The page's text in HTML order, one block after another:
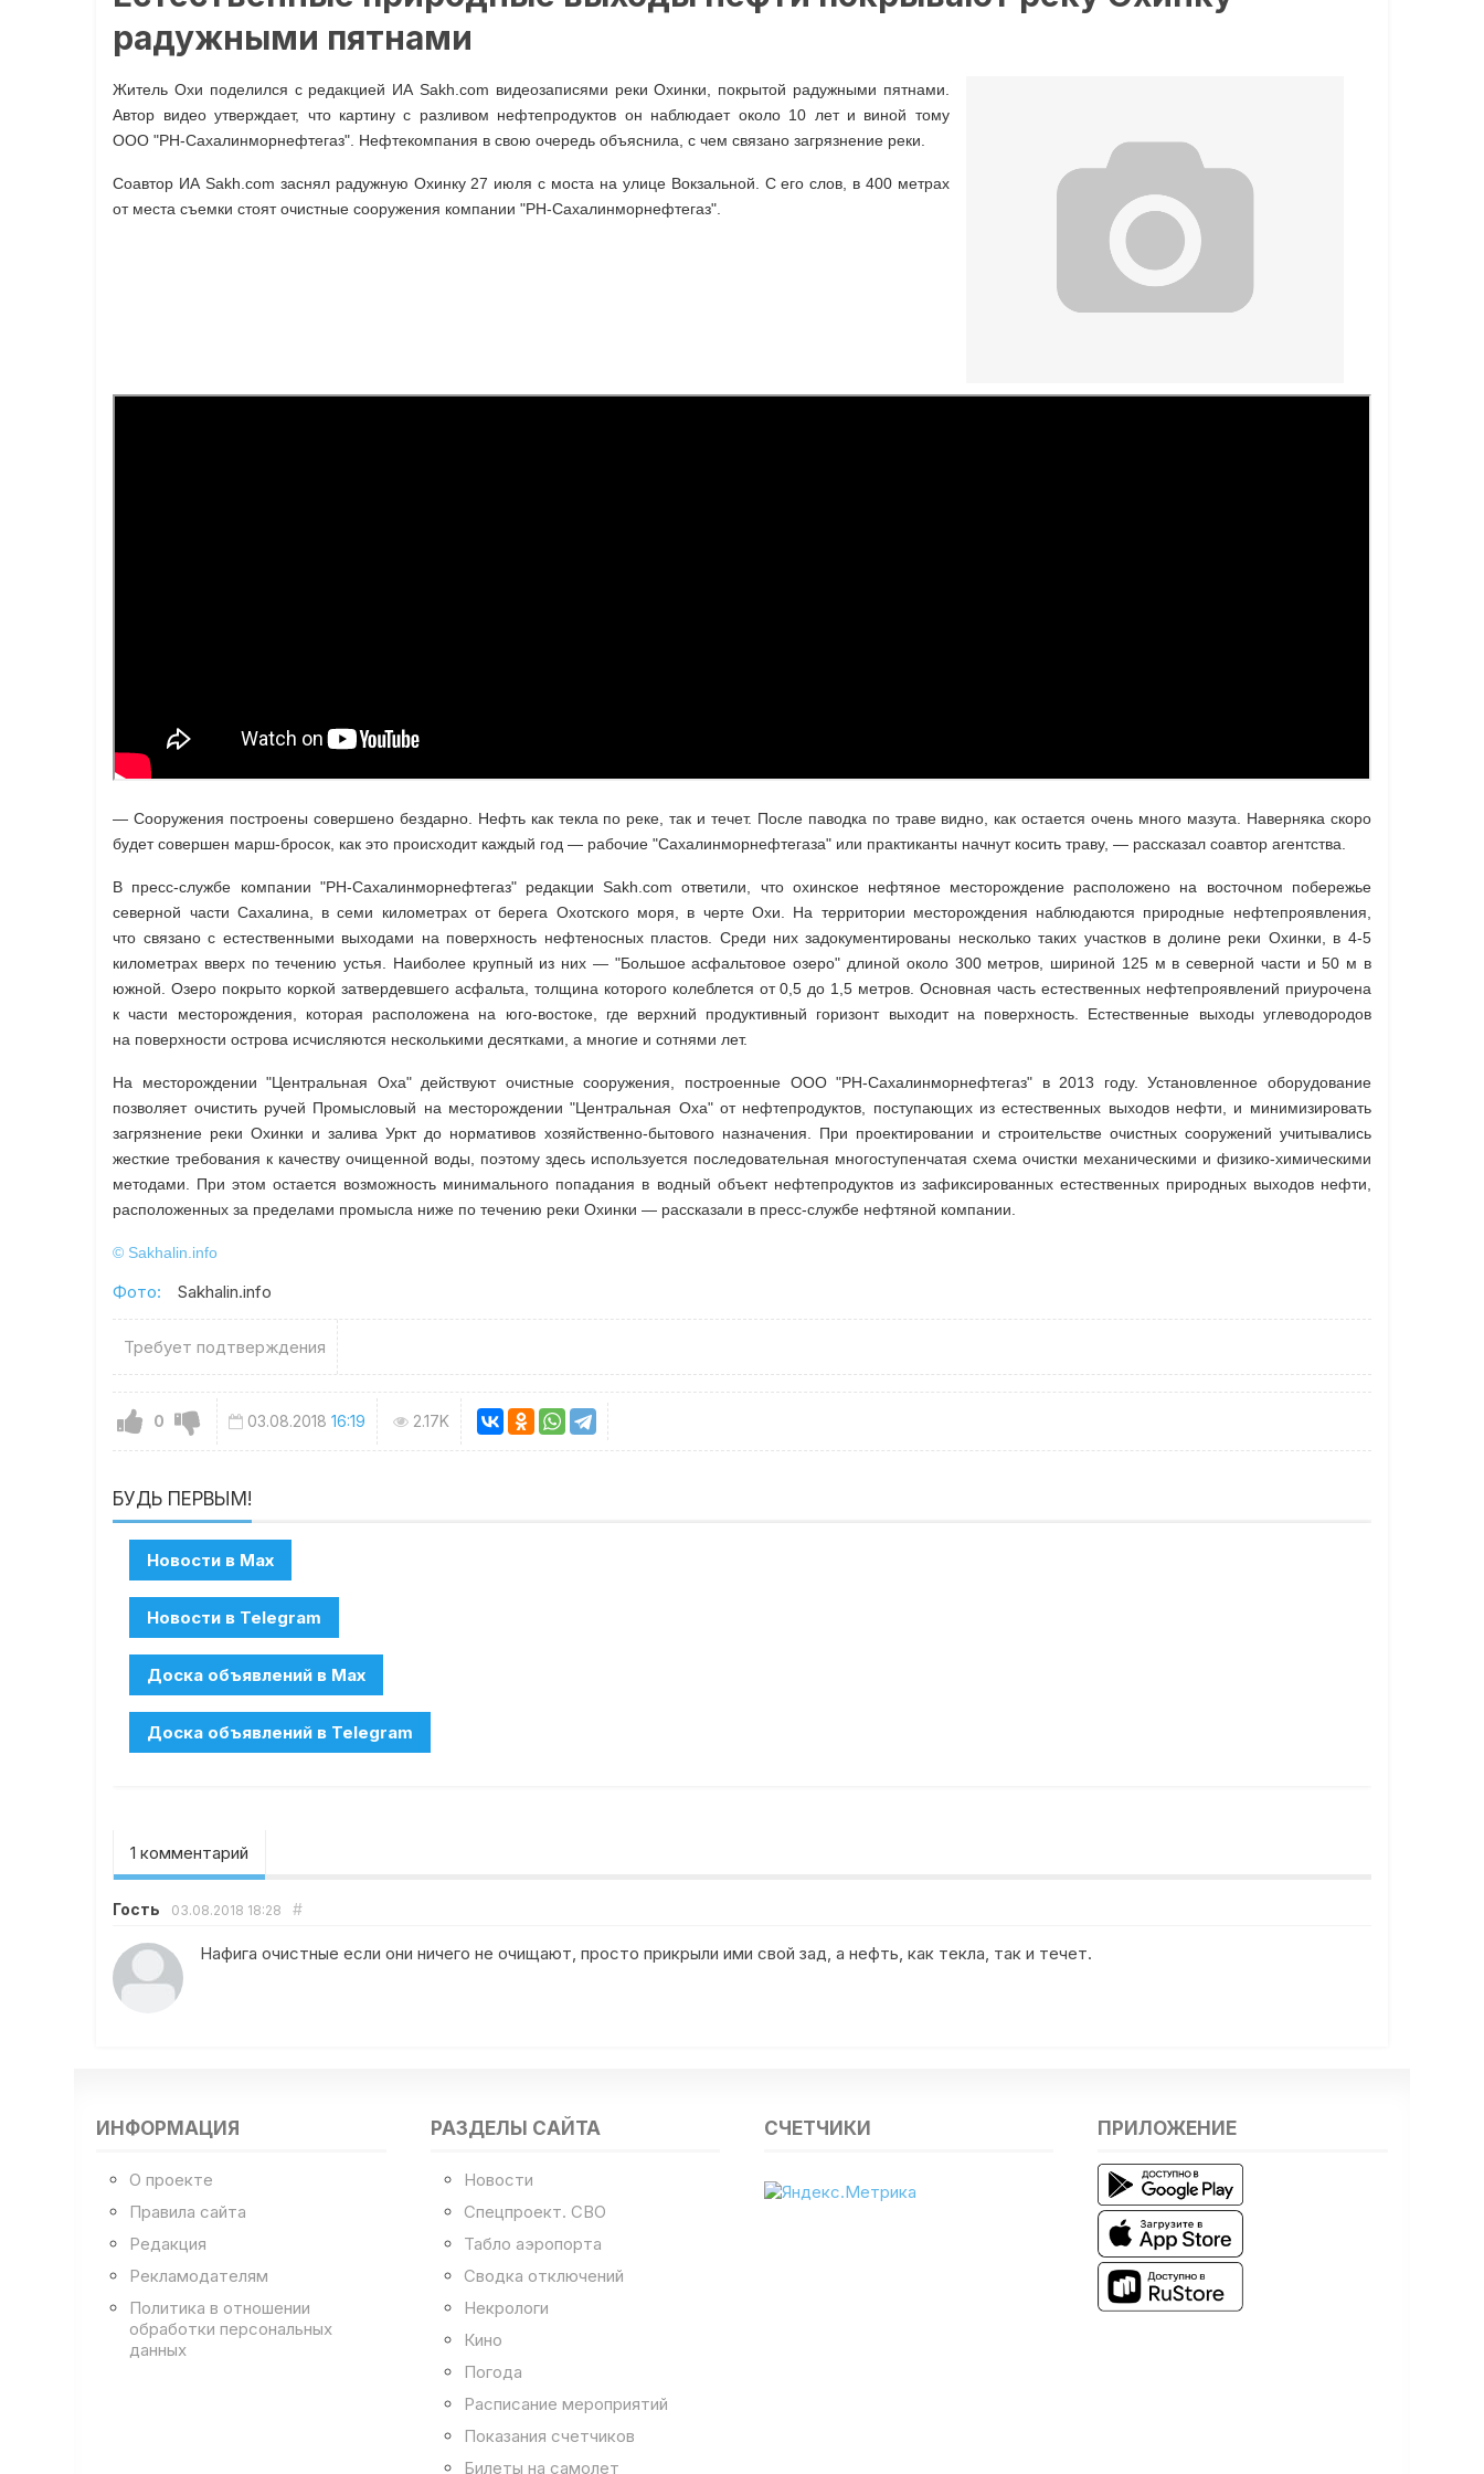
радужными пятнами
Житель Охи поделился с редакцией ИА Sakh.com видеозаписями реки Охинки, покрытой радужными пятнами.
Автор видео утверждает, что картину с разливом нефтепродуктов он наблюдает около 10 лет и виной тому
ООО "РН-Сахалинморнефтегаз". Нефтекомпания в свою очередь объяснила, с чем связано загрязнение реки.
Соавтор ИА Sakh.com заснял радужную Охинку 27 июля с моста на улице Вокзальной. С его слов, в 400 метрах
от места съемки стоят очистные сооружения компании "РН-Сахалинморнефтегаз".
— Сооружения построены совершено бездарно. Нефть как текла по реке, так и течет. После паводка по траве видно, как остается очень много мазута. Наверняка скоро
будет совершен марш-бросок, как это происходит каждый год — рабочие "Сахалинморнефтегаза" или практиканты начнут косить траву, — рассказал соавтор агентства.
В пресс-службе компании "РН-Сахалинморнефтегаз" редакции Sakh.com ответили, что охинское нефтяное месторождение расположено на восточном побережье
северной части Сахалина, в семи километрах от берега Охотского моря, в черте Охи. На территории месторождения наблюдаются природные нефтепроявления,
что связано с естественными выходами на поверхность нефтеносных пластов. Среди них задокументированы несколько таких участков в долине реки Охинки, в 4-5
километрах вверх по течению устья. Наиболее крупный из них — "Большое асфальтовое озеро" длиной около 300 метров, шириной 125 м в северной части и 50 м в
южной. Озеро покрыто коркой затвердевшего асфальта, толщина которого колеблется от 0,5 до 1,5 метров. Основная часть естественных нефтепроявлений приурочена
к части месторождения, которая расположена на юго-востоке, где верхний продуктивный горизонт выходит на поверхность. Естественные выходы углеводородов
на поверхности острова исчисляются несколькими десятками, а многие и сотнями лет.
На месторождении "Центральная Оха" действуют очистные сооружения, построенные ООО "РН-Сахалинморнефтегаз" в 2013 году. Установленное оборудование
позволяет очистить ручей Промысловый на месторождении "Центральная Оха" от нефтепродуктов, поступающих из естественных выходов нефти, и минимизировать
загрязнение реки Охинки и залива Уркт до нормативов хозяйственно-бытового назначения. При проектировании и строительстве очистных сооружений учитывались
жесткие требования к качеству очищенной воды, поэтому здесь используется последовательная многоступенчатая схема очистки механическими и физико-химическими
методами. При этом остается возможность минимального попадания в водный объект нефтепродуктов из зафиксированных естественных природных выходов нефти,
расположенных за пределами промысла ниже по течению реки Охинки — рассказали в пресс-службе нефтяной компании.
© Sakhalin.info
Фото: Sakhalin.info
Требует подтверждения
0 03.08.2018 16:19 2.17K
БУДЬ ПЕРВЫМ!
1 комментарий
Гость 03.08.2018 18:28 #
Нафига очистные если они ничего не очищают, просто прикрыли ими свой зад, а нефть, как текла, так и течет.
ИНФОРМАЦИЯ
О проекте
Правила сайта
Редакция
Рекламодателям
Политика в отношении
обработки персональных
данных
РАЗДЕЛЫ САЙТА
Новости
Спецпроект. СВО
Табло аэропорта
Сводка отключений
Некрологи
Кино
Погода
Расписание мероприятий
Показания счетчиков
Билеты на самолет
СЧЕТЧИКИ ПРИЛОЖЕНИЕ